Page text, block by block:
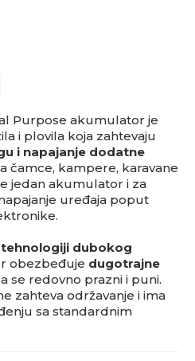
Purpose akumulator je
i plovila koja zahtevaju
i napajanje dodatne
čamce, kampere, karavane
jedan akumulator i za
uređaja poput
dubokog
obezbeđuje dugotrajne
se redovno prazni i puni.
zahteva održavanje i ima
sa standardnim